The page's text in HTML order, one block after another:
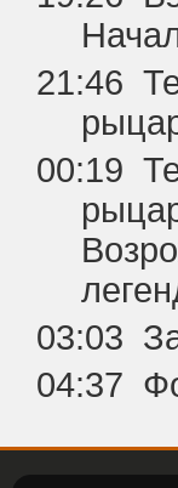
21:46
00:19
03:03
04:37